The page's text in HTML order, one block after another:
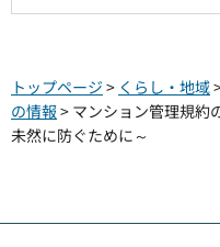
トップページ > くらし・地域
の情報 > マンション管理規約
未然に防ぐために～